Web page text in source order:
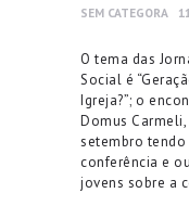
SEM CATEGORA
O tema das
Social é
Igreja?”; o
Domus
setembro
conferência e
jovens sobre a